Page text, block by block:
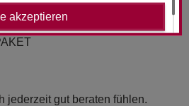
akzeptieren
jederzeit gut beraten fühlen.